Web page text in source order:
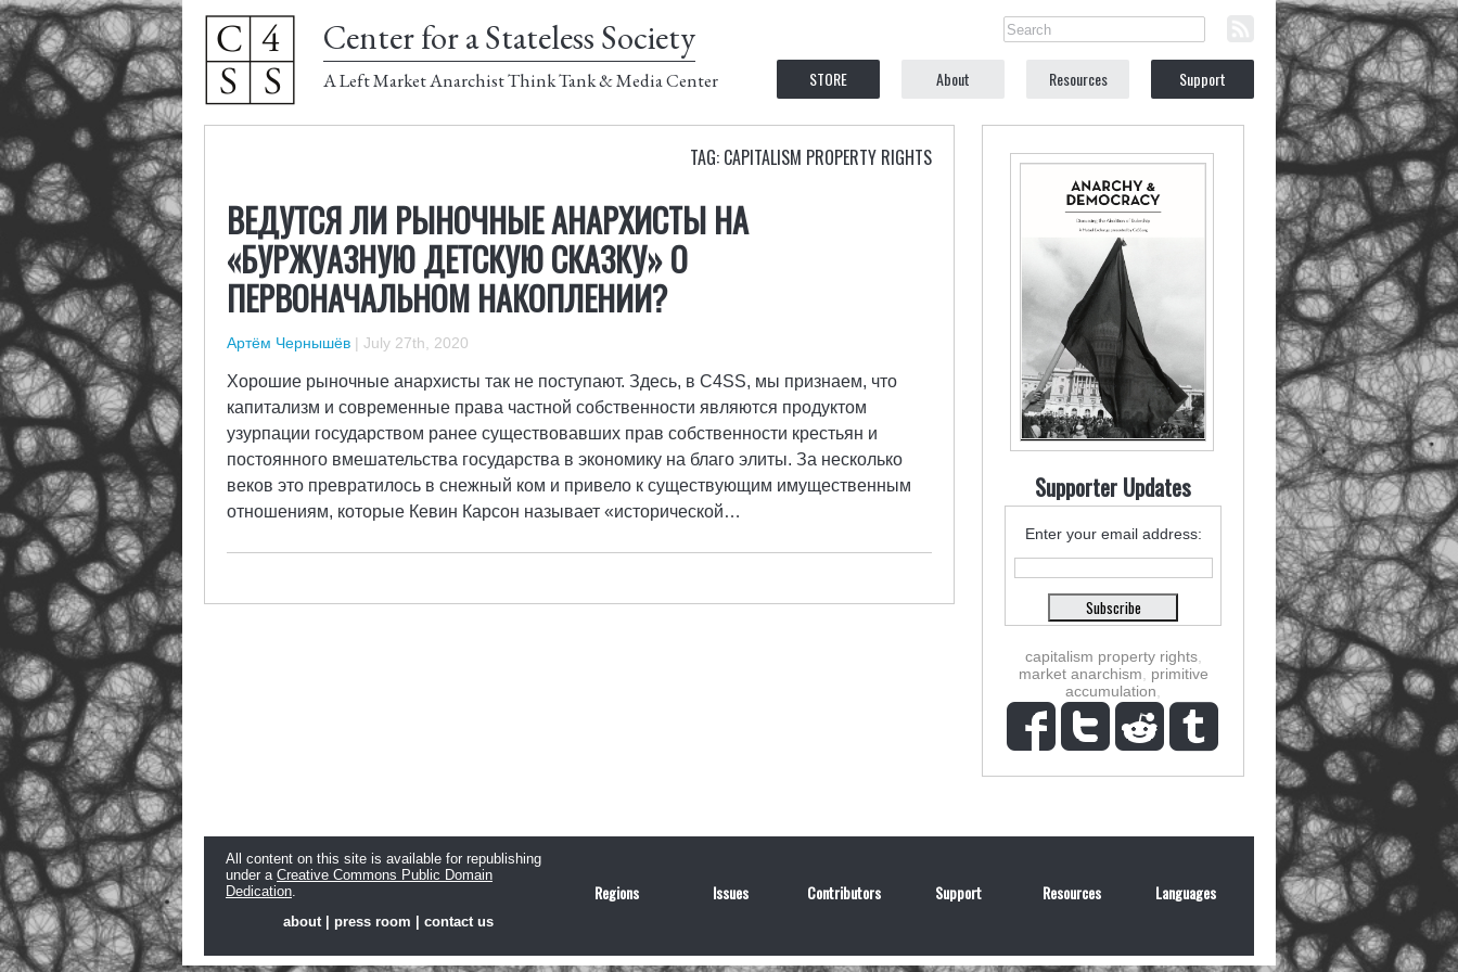
Center for a Stateless Society
A Left Market Anarchist Think Tank & Media Center STORE About Resources Support
TAG: CAPITALISM PROPERTY RIGHTS
ВЕДУТСЯ ЛИ РЫНОЧНЫЕ АНАРХИСТЫ НА
«БУРЖУАЗНУЮ ДЕТСКУЮ СКАЗКУ» О
ПЕРВОНАЧАЛЬНОМ НАКОПЛЕНИИ?
Артём Чернышёв | July 27th, 2020
Хорошие рыночные анархисты так не поступают. Здесь, в C4SS, мы признаем, что
капитализм и современные права частной собственности являются продуктом
узурпации государством ранее существовавших прав собственности крестьян и
постоянного вмешательства государства в экономику на благо элиты. За несколько
веков это превратилось в снежный ком и привело к существующим имущественным
отношениям, которые Кевин Карсон называет «исторической…
Supporter Updates
Enter your email address:
capitalism property rights,
market anarchism
primitive
accumulation
All content on this site is available for republishing
under a Creative Commons Public Domain
Dedication.
about| press room contact us
Regions Issues Contributors Support Resources Languages